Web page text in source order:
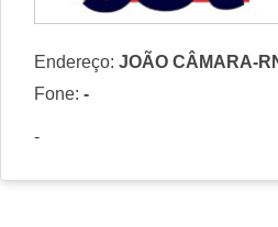
Endereço: JOÃO CÂMARA-
Fone: -
-